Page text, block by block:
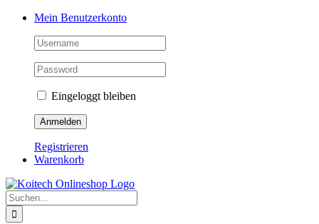
Skip
Mein Benutzerkonto
Eingeloggt bleiben
Registrieren
Warenkorb
Suche
nach: